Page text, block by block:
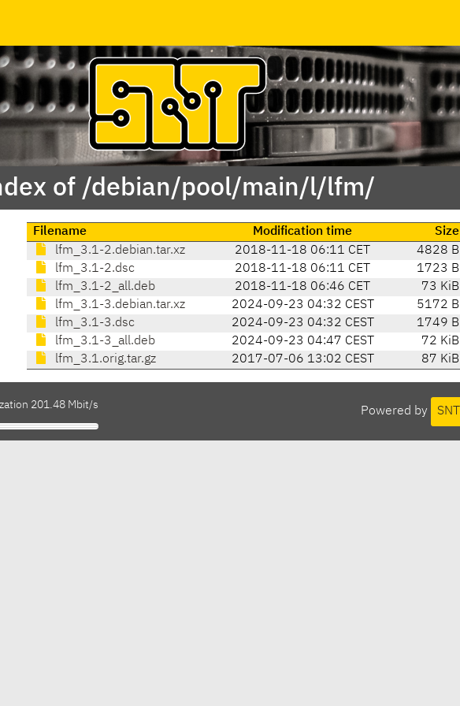
of /debian/pool/main/l/lfm/
Filename Modification time
Size
lfm_3.1-2.debian.tar.xz
2018-11-18 06:11 CET
4828 B
lfm_3.1-2.dsc
2018-11-18 06:11 CET
1723 B
lfm_3.1-2_all.deb
2018-11-18 06:46 CET
73 KiB
lfm_3.1-3.debian.tar.xz
2024-09-23 04:32 CEST
5172 B
lfm_3.1-3.dsc
2024-09-23 04:32 CEST
1749 B
lfm_3.1-3_all.deb
2024-09-23 04:47 CEST
72 KiB
lfm_3.1.orig.tar.gz
2017-07-06 13:02 CEST 87 KiB
Powered by SNT
201.48 Mbit/s